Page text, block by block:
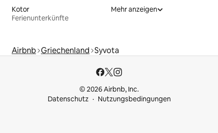
Kotor
Ferienunterkünfte
Mehr anzeigen
Airbnb Griechenland Syvota
© 2026 Airbnb, Inc.
Datenschutz
Nutzungsbedingungen